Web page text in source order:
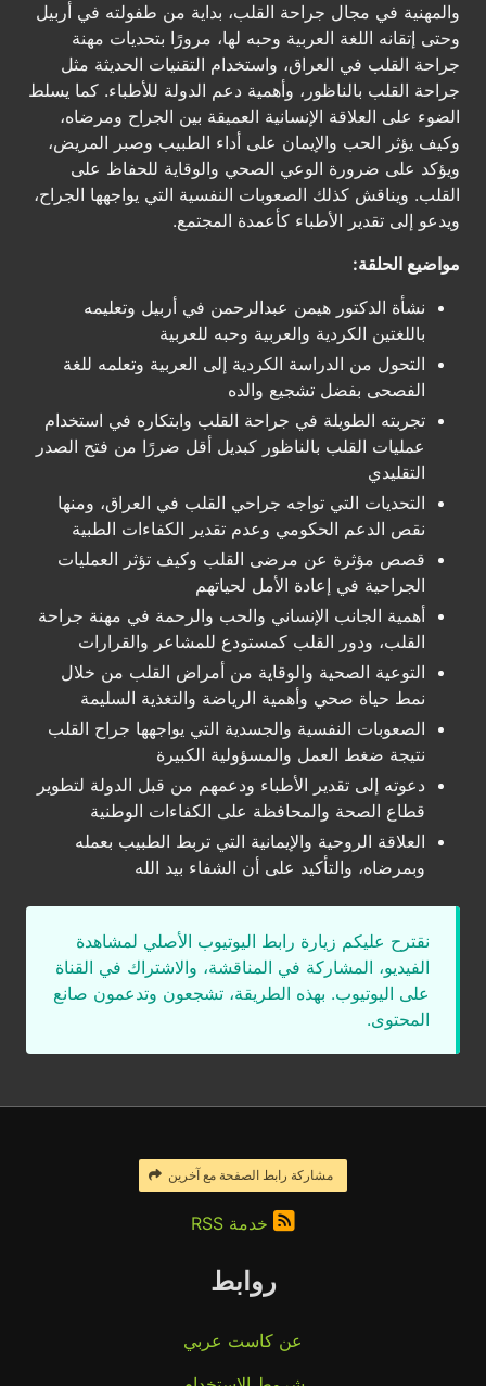
والمهنية في مجال جراحة القلب، بداية من طفولته في أربيل
وحتى إتقانه اللغة العربية وحبه لها، مرورًا بتحديات مهنة
جراحة القلب في العراق، واستخدام التقنيات الحديثة مثل
جراحة القلب بالناظور، وأهمية دعم الدولة للأطباء. كما يسلط
الضوء على العلاقة الإنسانية العميقة بين الجراح ومرضاه،
وكيف يؤثر الحب والإيمان على أداء الطبيب وصبر المريض،
ويؤكد على ضرورة الوعي الصحي والوقاية للحفاظ على
القلب. ويناقش كذلك الصعوبات النفسية التي يواجهها الجراح،
ويدعو إلى تقدير الأطباء كأعمدة المجتمع.
مواضيع الحلقة:
نشأة الدكتور هيمن عبدالرحمن في أربيل وتعليمه
باللغتين الكردية والعربية وحبه للعربية
التحول من الدراسة الكردية إلى العربية وتعلمه للغة
الفصحى بفضل تشجيع والده
تجربته الطويلة في جراحة القلب وابتكاره في استخدام
عمليات القلب بالناظور كبديل أقل ضررًا من فتح الصدر
التقليدي
التحديات التي تواجه جراحي القلب في العراق، ومنها
نقص الدعم الحكومي وعدم تقدير الكفاءات الطبية
قصص مؤثرة عن مرضى القلب وكيف تؤثر العمليات
الجراحية في إعادة الأمل لحياتهم
أهمية الجانب الإنساني والحب والرحمة في مهنة جراحة
القلب، ودور القلب كمستودع للمشاعر والقرارات
التوعية الصحية والوقاية من أمراض القلب من خلال
نمط حياة صحي وأهمية الرياضة والتغذية السليمة
الصعوبات النفسية والجسدية التي يواجهها جراح القلب
نتيجة ضغط العمل والمسؤولية الكبيرة
دعوته إلى تقدير الأطباء ودعمهم من قبل الدولة لتطوير
قطاع الصحة والمحافظة على الكفاءات الوطنية
العلاقة الروحية والإيمانية التي تربط الطبيب بعمله
وبمرضاه، والتأكيد على أن الشفاء بيد الله
نقترح عليكم زيارة رابط اليوتيوب الأصلي لمشاهدة
الفيديو، المشاركة في المناقشة، والاشتراك في القناة
على اليوتيوب. بهذه الطريقة، تشجعون وتدعمون صانع
المحتوى.
مشاركة رابط الصفحة مع آخرين
خدمة RSS
روابط
عن كاست عربي